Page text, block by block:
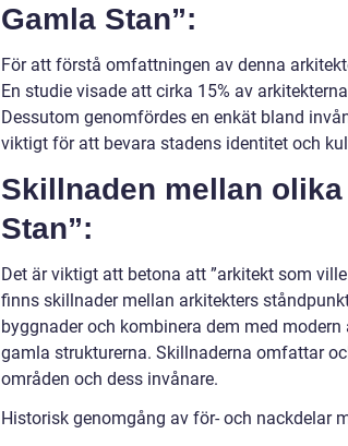
Gamla Stan”:
För att förstå omfattningen av denna
En studie visade att cirka 15% av
Dessutom genomfördes en enkät bland
viktigt för att bevara stadens identitet och
Skillnaden mellan
Stan”:
Det är viktigt att betona att ”arkitekt som
finns skillnader mellan arkitekters
byggnader och kombinera dem med
gamla strukturerna. Skillnaderna omfattar
områden och dess invånare.
Historisk genomgång av för- och nackdelar